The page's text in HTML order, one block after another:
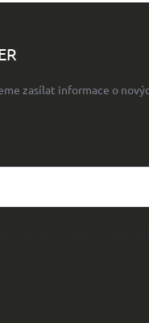
zasílat informace o